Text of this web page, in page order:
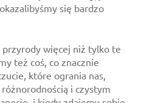
się bardzo
więcej niż tylko te
też coś, co znacznie
które ogrania nas,
i czystym